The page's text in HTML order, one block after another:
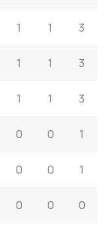
1 1 3
1 1 3
1 1 3
0 0 1
0 0 1
0 0 0